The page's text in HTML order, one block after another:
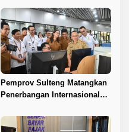
Pemprov Sulteng Matangkan
Penerbangan Internasional